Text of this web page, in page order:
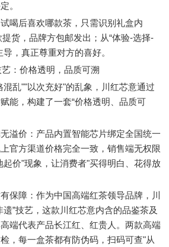
。
后喜欢哪款茶，只需识别礼盒内
提货，品牌方包邮发出；从“体验-选择-
，真正尊重对方的喜好。
价格透明，品质可溯
乱""以次充好"的乱象，川红芯意通过
能，构建了一套“价格透明、品质可
价：产品内置智能芯片绑定全国统一
官方渠道价格完全一致，销售端无权限
价"现象，让消费者"买得明白、花得放
障：作为中国高端红茶领导品牌，川
”技艺，这款川红芯意内含的品鉴茶及
端代表产品长江红、红贵人。两款高端
，每一盒茶都有防伪码，扫码可查"从